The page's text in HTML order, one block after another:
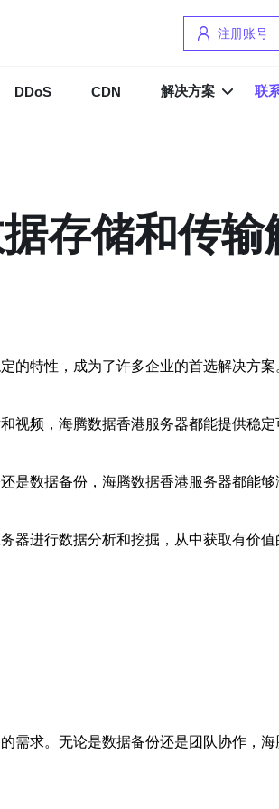
注册账号
DDoS CDN 解决方案 联
存储和传输
的特性，成为了许多企业的首选解决方
视频，海腾数据香港服务器都能提供稳
是数据备份，海腾数据香港服务器都能
器进行数据分析和挖掘，从中获取有价
需求。无论是数据备份还是团队协作，